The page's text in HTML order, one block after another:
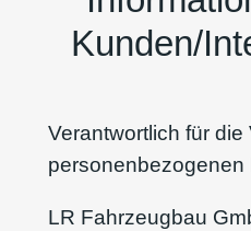
Kunden/
Verantwortlich für
personenbezogenen
LR Fahrzeugbau